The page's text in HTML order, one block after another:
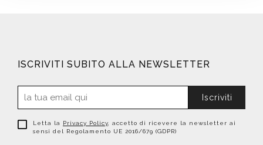
ISCRIVITI SUBITO ALLA NEWSLETTER
Iscriviti
Letta la Privacy Policy , accetto di ricevere la newsletter ai
sensi del Regolamento UE 2016/679 (GDPR)